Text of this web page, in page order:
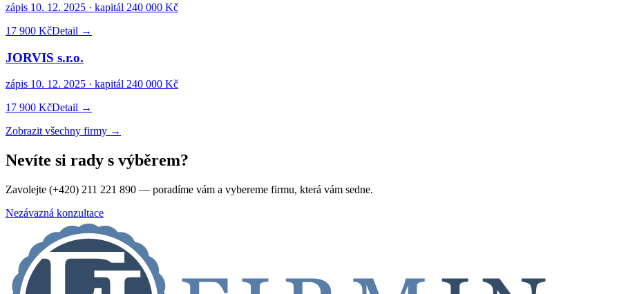
zápis 10. 12. 2025 · kapitál 240 000 Kč
17 900 KčDetail →
JORVIS s.r.o.
zápis 10. 12. 2025 · kapitál 240 000 Kč
17 900 KčDetail →
Zobrazit všechny firmy →
Nevíte si rady s výběrem?
Zavolejte (+420) 211 221 890 — poradíme vám a vybereme firmu, která vám sedne.
Nezávazná konzultace